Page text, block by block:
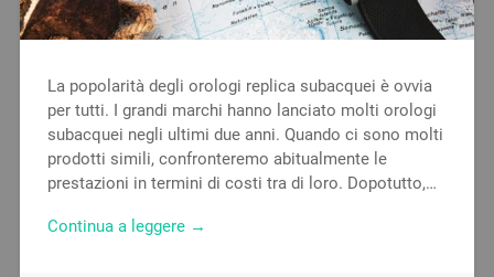
La popolarità degli orologi replica subacquei è ovvia
per tutti. I grandi marchi hanno lanciato molti orologi
subacquei negli ultimi due anni. Quando ci sono molti
prodotti simili, confronteremo abitualmente le
prestazioni in termini di costi tra di loro. Dopotutto,…
Continua a leggere →